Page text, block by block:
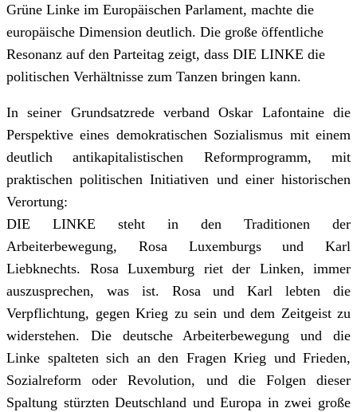
Grüne Linke im Europäischen Parlament, machte die
europäische Dimension deutlich. Die große öffentliche
Resonanz auf den Parteitag zeigt, dass DIE LINKE die
politischen Verhältnisse zum Tanzen bringen kann.
In seiner Grundsatzrede verband Oskar Lafontaine die
Perspektive eines demokratischen Sozialismus mit einem
deutlich antikapitalistischen Reformprogramm, mit
praktischen politischen Initiativen und einer historischen
Verortung:
DIE LINKE steht in den Traditionen der
Arbeiterbewegung, Rosa Luxemburgs und Karl
Liebknechts. Rosa Luxemburg riet der Linken, immer
auszusprechen, was ist. Rosa und Karl lebten die
Verpflichtung, gegen Krieg zu sein und dem Zeitgeist zu
widerstehen. Die deutsche Arbeiterbewegung und die
Linke spalteten sich an den Fragen Krieg und Frieden,
Sozialreform oder Revolution, und die Folgen dieser
Spaltung stürzten Deutschland und Europa in zwei große